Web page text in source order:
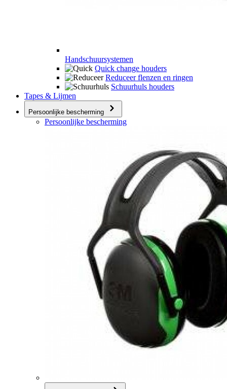
Handschuursystemen
Quick change houders
Reduceer flenzen en ringen
Schuurhuls houders
Tapes & Lijmen
Persoonlijke bescherming
Persoonlijke bescherming